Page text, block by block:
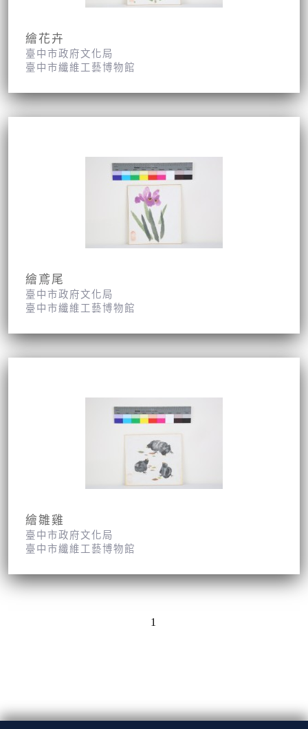
繪花卉
臺中市政府文化局
臺中市纖維工藝博物館
繪鳶尾
臺中市政府文化局
臺中市纖維工藝博物館
繪雛雞
臺中市政府文化局
臺中市纖維工藝博物館
1